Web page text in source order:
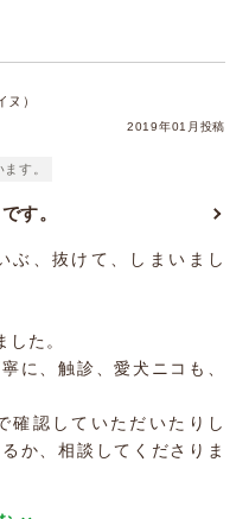
）
2019年01月投稿
す。
す。
ぶ、抜けて、しまいまし
た。
に、触診、愛犬ニコも、
確認していただいたりし
か、相談してくださりま